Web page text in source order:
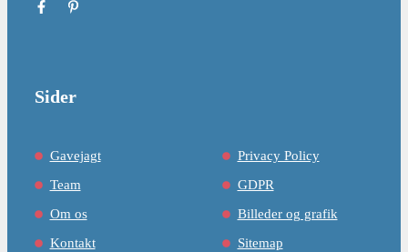
Sider
Gavejagt
Team
Om os
Kontakt
Privacy Policy
GDPR
Billeder og grafik
Sitemap